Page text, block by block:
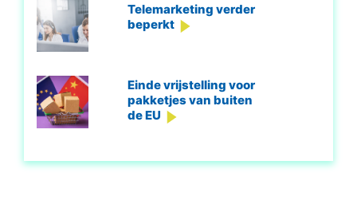
Telemarketing verder
beperkt
Einde vrijstelling voor
pakketjes van buiten
de EU